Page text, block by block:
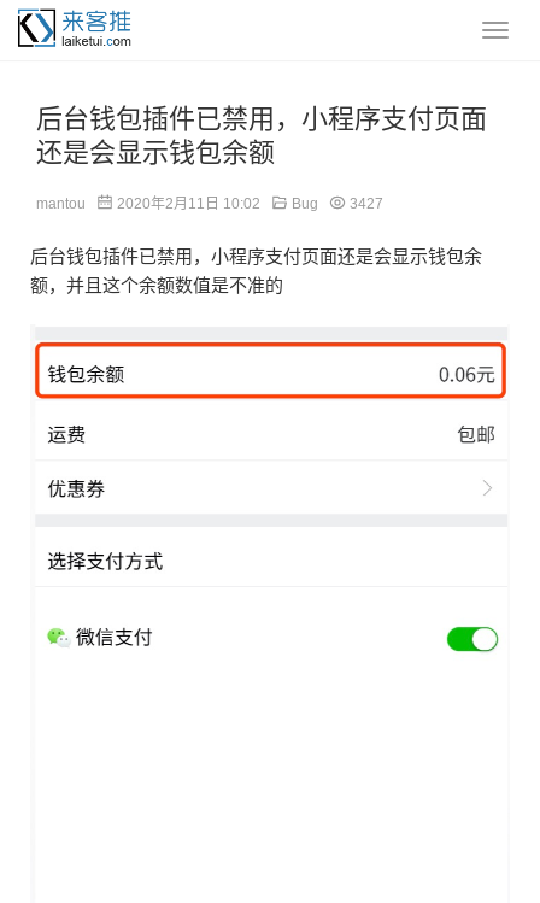
后台钱包插件已禁用，小程序支付页面
还是会显示钱包余额
mantou 2020年2月11日 10:02 Bug 3427
后台钱包插件已禁用，小程序支付页面还是会显示钱包余
额，并且这个余额数值是不准的